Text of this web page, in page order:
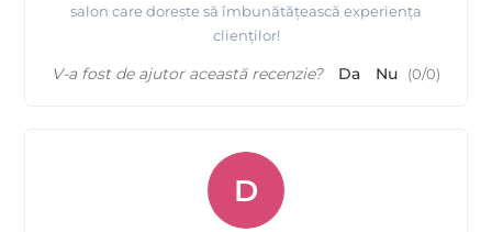
salon care dorește să îmbunătățească experiența
clienților!
V-a fost de ajutor această recenzie? Da Nu (0/0)
D